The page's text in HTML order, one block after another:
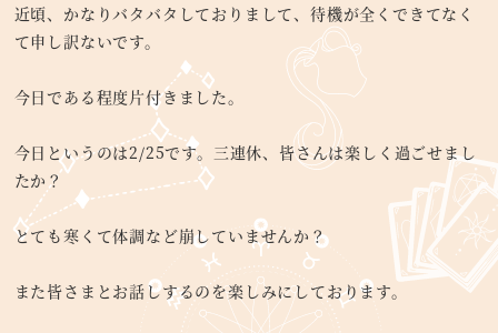
近頃、かなりバタバタしておりまして、待機が全くできてなく
て申し訳ないです。
今日である程度片付きました。
今日というのは2/25です。三連休、皆さんは楽しく過ごせまし
たか？
とても寒くて体調など崩していませんか？
また皆さまとお話しするのを楽しみにしております。